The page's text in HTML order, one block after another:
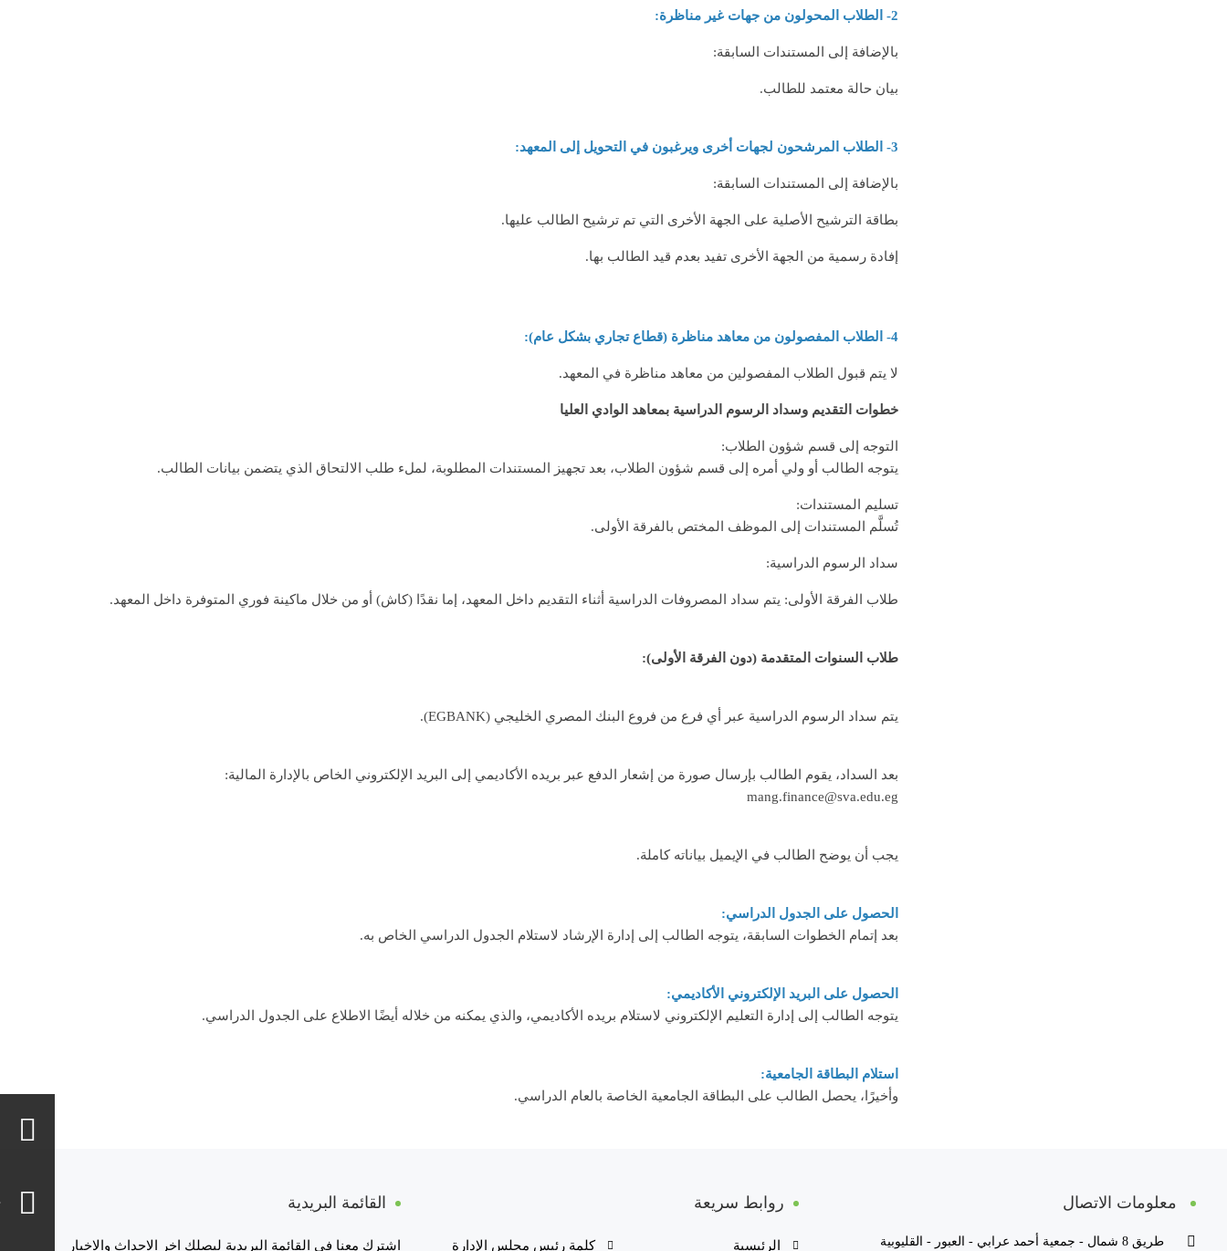
2- الطلاب المحولون من جهات غير مناظرة:
بالإضافة إلى المستندات السابقة:
بيان حالة معتمد للطالب.
3- الطلاب المرشحون لجهات أخرى ويرغبون في التحويل إلى المعهد:
بالإضافة إلى المستندات السابقة:
بطاقة الترشيح الأصلية على الجهة الأخرى التي تم ترشيح الطالب عليها.
إفادة رسمية من الجهة الأخرى تفيد بعدم قيد الطالب بها.
4- الطلاب المفصولون من معاهد مناظرة (قطاع تجاري بشكل عام):
لا يتم قبول الطلاب المفصولين من معاهد مناظرة في المعهد.
خطوات التقديم وسداد الرسوم الدراسية بمعاهد الوادي العليا
التوجه إلى قسم شؤون الطلاب:
يتوجه الطالب أو ولي أمره إلى قسم شؤون الطلاب، بعد تجهيز المستندات المطلوبة، لملء طلب الالتحاق الذي يتضمن بيانات الطالب.
تسليم المستندات:
تُسلَّم المستندات إلى الموظف المختص بالفرقة الأولى.
سداد الرسوم الدراسية:
طلاب الفرقة الأولى: يتم سداد المصروفات الدراسية أثناء التقديم داخل المعهد، إما نقدًا (كاش) أو من خلال ماكينة فوري المتوفرة داخل المعهد.
طلاب السنوات المتقدمة (دون الفرقة الأولى):
يتم سداد الرسوم الدراسية عبر أي فرع من فروع البنك المصري الخليجي (EGBANK).
بعد السداد، يقوم الطالب بإرسال صورة من إشعار الدفع عبر بريده الأكاديمي إلى البريد الإلكتروني الخاص بالإدارة المالية:
mang.finance@sva.edu.eg
يجب أن يوضح الطالب في الإيميل بياناته كاملة.
الحصول على الجدول الدراسي:
بعد إتمام الخطوات السابقة، يتوجه الطالب إلى إدارة الإرشاد لاستلام الجدول الدراسي الخاص به.
الحصول على البريد الإلكتروني الأكاديمي:
يتوجه الطالب إلى إدارة التعليم الإلكتروني لاستلام بريده الأكاديمي، والذي يمكنه من خلاله أيضًا الاطلاع على الجدول الدراسي.
استلام البطاقة الجامعية:
وأخيرًا، يحصل الطالب على البطاقة الجامعية الخاصة بالعام الدراسي.
معلومات الاتصال
طريق 8 شمال - جمعية أحمد عرابي - العبور - القليوبية
روابط سريعة
الرئيسية كلمة رئيس مجلس الإدارة
القائمة البريدية
اشترك معنا في القائمة البريدية ليصلك اخر الاحداث والاخبار